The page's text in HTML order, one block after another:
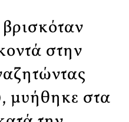
στην
μυήθηκε στα